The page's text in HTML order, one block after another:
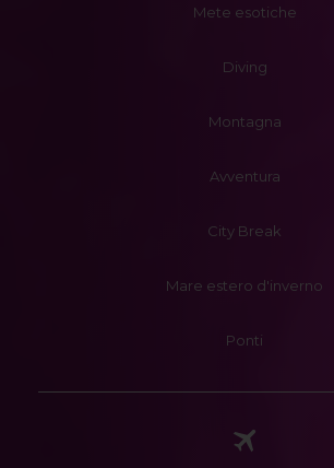
Mete esotiche
Diving
Montagna
Avventura
City Break
Mare estero d'inverno
Ponti